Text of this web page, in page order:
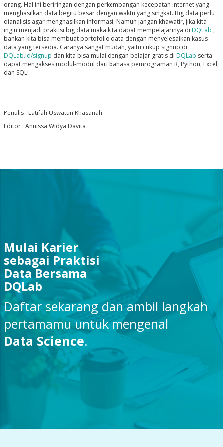
orang. Hal ini beriringan dengan perkembangan kecepatan internet yang
menghasilkan data begitu besar dengan waktu yang singkat. Big data perlu
dianalisis agar menghasilkan informasi. Namun jangan khawatir, jika kita
ingin menjadi praktisi big data maka kita dapat mempelajarinya di DQLab ,
bahkan kita bisa membuat portofolio data dengan menyelesaikan kasus
data yang tersedia. Caranya sangat mudah, yaitu cukup signup di
DQLab.id/signup dan kita bisa mulai dengan belajar gratis di DQLab serta
dapat mengakses modul-modul dari bahasa pemrograman R, Python, Excel,
dan SQL!
Penulis : Latifah Uswatun Khasanah
Editor : Annissa Widya Davita
Mulai Karier
sebagai Praktisi
Data Bersama
DQLab
Daftar sekarang dan ambil langkah
pertamamu untuk mengenal
Data Science.